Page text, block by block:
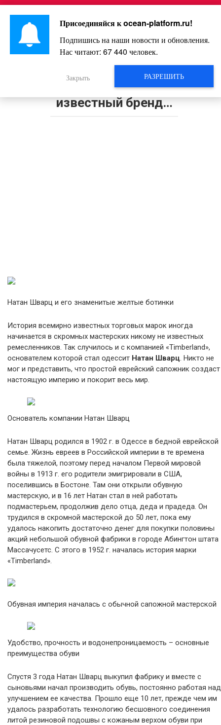
Перейти
контенту
Интересно и весело!
От подмастерья до создателя
обувной империи: как сапожник из
Одессы основал всемирно
известный бренд…
Натан Шварц и его знаменитые желтые ботинки
История всемирно известных торговых марок иногда
начинается в скромных мастерских никому не известных
ремесленников. Так случилось и с компанией «Timberland»,
основателем которой стал одессит Натан Шварц. Никто не
мог и представить, что простой еврейский сапожник создаст
настоящую империю и покорит весь мир.
Основатель компании Натан Шварц
Натан Шварц родился в 1902 г. в Одессе в бедной еврейской
семье. Жизнь евреев в Российской империи в те времена
была тяжелой, поэтому перед началом Первой мировой
войны в 1913 г. его родители эмигрировали в США,
поселившись в Бостоне. Там они открыли обувную
мастерскую, и в 16 лет Натан стал в ней работать
подмастерьем, продолжив дело отца, деда и прадеда. Он
трудился в скромной мастерской до 50 лет, пока ему
удалось накопить достаточно денег для покупки половины
акций небольшой обувной фабрики в городе Абингтон штата
Массачусетс. С этого в 1952 г. началась история марки
«Timberland».
Обувная империя началась с обычной сапожной мастерской
Удобство, прочность и водонепроницаемость – основные
преимущества обуви
Спустя 3 года Натан Шварц выкупил фабрику и вместе с
сыновьями начал производить обувь, постоянно работая над
улучшением ее качества. Прошло еще 10 лет, прежде чем им
удалось разработать технологию бесшовного соединения
литой резиновой подошвы с кожаным верхом обуви при
Присоединяйся кocean-platform.ru!
Подпишись на наши новости и обновления.
Нас читают: 67 440 человек.
РАЗРЕШИТЬ
Закрыть